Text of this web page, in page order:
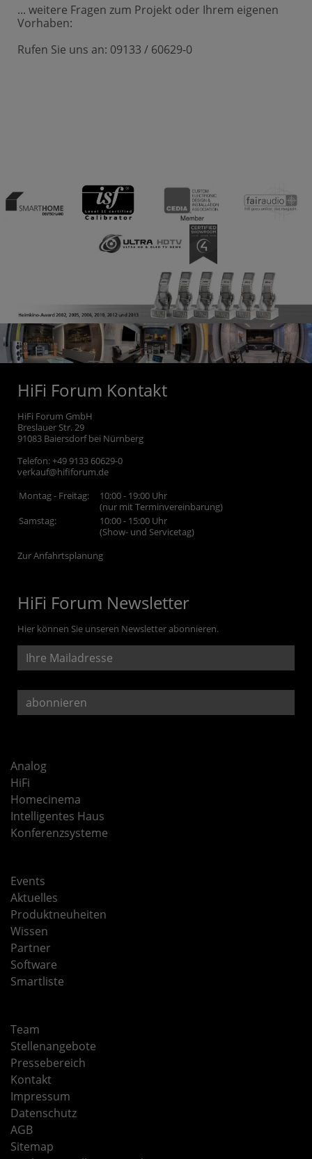
... weitere Fragen zum Projekt oder Ihrem eigenen
Vorhaben:
Rufen Sie uns an: 09133 / 60629-0
HiFi Forum Kontakt
HiFi Forum GmbH
Breslauer Str. 29
91083 Baiersdorf bei Nürnberg
Telefon:+49 9133 60629-0
verkauf@hififorum.de
Montag - Freitag:
10:00 - 19:00 Uhr
(nur mit Terminvereinbarung)
Samstag:
10:00 - 15:00 Uhr
(Show- und Servicetag)
Zur Anfahrtsplanung
HiFi Forum Newsletter
Hier können Sie unseren Newsletter abonnieren.
Analog
HiFi
Homecinema
Intelligentes Haus
Konferenzsysteme
Events
Aktuelles
Produktneuheiten
Wissen
Partner
Software
Smartliste
Team
Stellenangebote
Pressebereich
Kontakt
Impressum
Datenschutz
AGB
Sitemap